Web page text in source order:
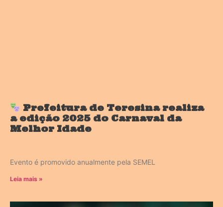
Prefeitura de Teresina realiza
a edição 2025 do Carnaval da
Melhor Idade
Evento é promovido anualmente pela SEMEL
Leia mais »